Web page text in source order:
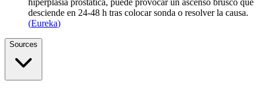
hiperplasia prostática, puede provocar un ascenso brusco que
desciende en 24-48 h tras colocar sonda o resolver la causa.
(Eureka)
Sources